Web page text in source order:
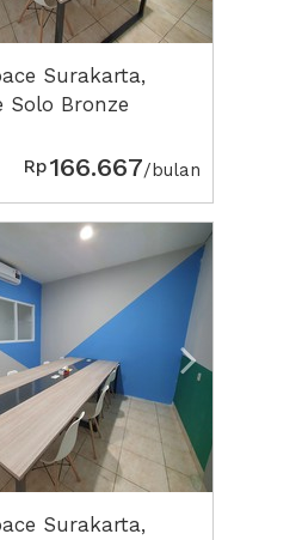
Surakarta,
Solo Bronze
Rp166.667/bulan
Next2
Surakarta,